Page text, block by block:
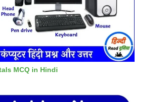
MCQ in Hindi